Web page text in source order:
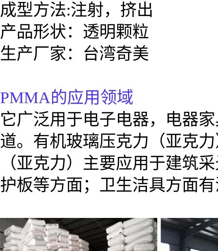
成型方法:注射，挤出
产品形状：透明颗粒
生产厂家：台湾奇美
PMMA的应用领域
它广泛用于电子电器，电器
道。有机玻璃压克力（亚克
（亚克力）主要应用于建筑
护板等方面；卫生洁具方面